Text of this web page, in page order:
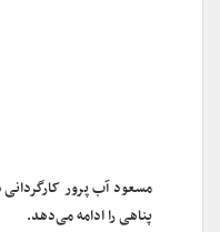
مسعود آب پرور
پناهی را ادامه می‌دهد.